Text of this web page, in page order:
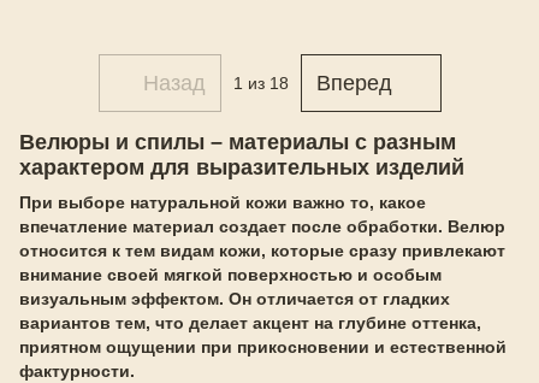
Назад 1 из 18 Вперед
Велюры и спилы – материалы с разным
характером для выразительных изделий
При выборе натуральной кожи важно то, какое
впечатление материал создает после обработки. Велюр
относится к тем видам кожи, которые сразу привлекают
внимание своей мягкой поверхностью и особым
визуальным эффектом. Он отличается от гладких
вариантов тем, что делает акцент на глубине оттенка,
приятном ощущении при прикосновении и естественной
фактурности.